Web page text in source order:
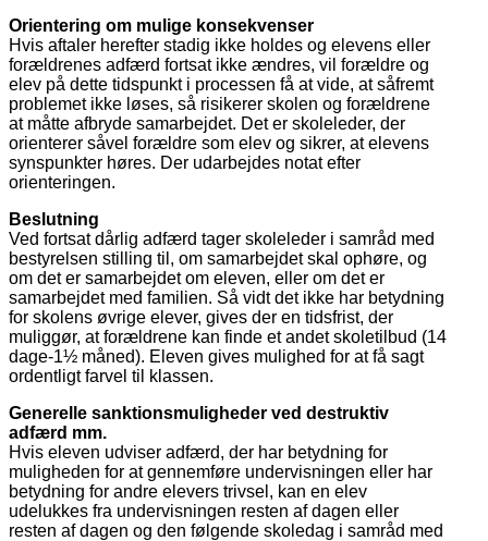
Orientering om mulige konsekvenser
Hvis aftaler herefter stadig ikke holdes og elevens eller
forældrenes adfærd fortsat ikke ændres, vil forældre og
elev på dette tidspunkt i processen få at vide, at såfremt
problemet ikke løses, så risikerer skolen og forældrene
at måtte afbryde samarbejdet. Det er skoleleder, der
orienterer såvel forældre som elev og sikrer, at elevens
synspunkter høres. Der udarbejdes notat efter
orienteringen.
Beslutning
Ved fortsat dårlig adfærd tager skoleleder i samråd med
bestyrelsen stilling til, om samarbejdet skal ophøre, og
om det er samarbejdet om eleven, eller om det er
samarbejdet med familien. Så vidt det ikke har betydning
for skolens øvrige elever, gives der en tidsfrist, der
muliggør, at forældrene kan finde et andet skoletilbud (14
dage-1½ måned). Eleven gives mulighed for at få sagt
ordentligt farvel til klassen.
Generelle sanktionsmuligheder ved destruktiv
adfærd mm.
Hvis eleven udviser adfærd, der har betydning for
muligheden for at gennemføre undervisningen eller har
betydning for andre elevers trivsel, kan en elev
udelukkes fra undervisningen resten af dagen eller
resten af dagen og den følgende skoledag i samråd med